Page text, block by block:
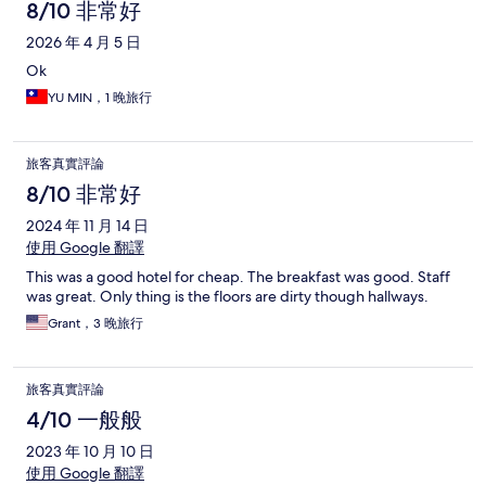
8/10 非常好
2026 年 4 月 5 日
Ok
YU MIN，1 晚旅行
旅客真實評論
8/10 非常好
2024 年 11 月 14 日
使用 Google 翻譯
This was a good hotel for cheap. The breakfast was good. Staff
was great. Only thing is the floors are dirty though hallways.
Grant，3 晚旅行
旅客真實評論
4/10 一般般
2023 年 10 月 10 日
使用 Google 翻譯